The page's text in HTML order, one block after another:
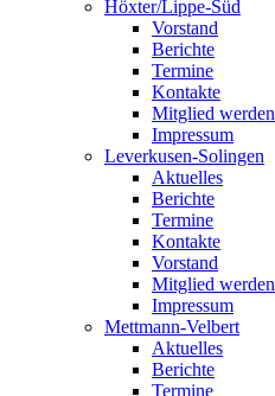
Höxter/Lippe-Süd
Vorstand
Berichte
Termine
Kontakte
Mitglied werden
Impressum
Leverkusen-Solingen
Aktuelles
Berichte
Termine
Kontakte
Vorstand
Mitglied werden
Impressum
Mettmann-Velbert
Aktuelles
Berichte
Termine